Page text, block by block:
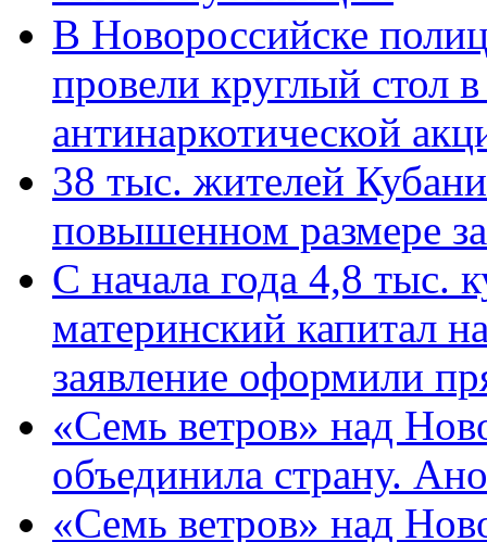
В Новороссийске
провели круглый стол
антинаркотической
38 тыс. жителей
повышенном размере
С начала года 4,8 тыс.
материнский капитал
заявление оформили
«Семь ветров» над
объединила страну.
«Семь ветров» над